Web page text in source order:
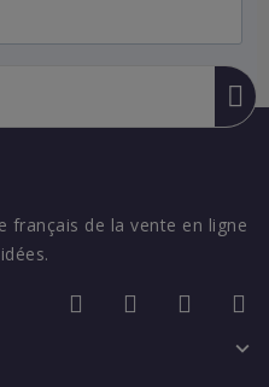
français de la vente en ligne